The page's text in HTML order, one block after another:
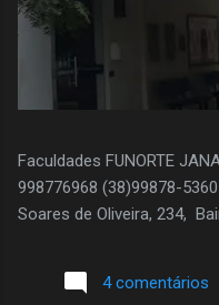
Faculdades FUNORTE
998776968 (38)99878-
Soares de Oliveira, 234,
4 comentários